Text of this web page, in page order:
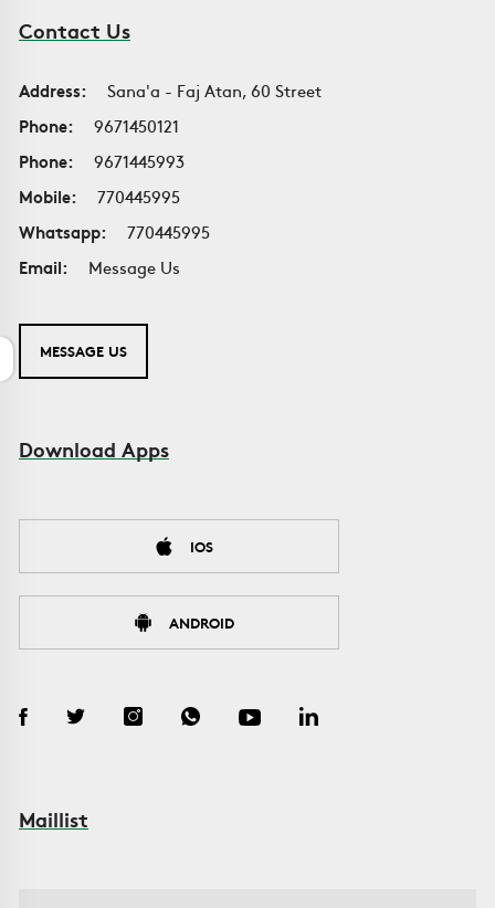
Contact Us
Address:
Sana'a - Faj Atan, 60 Street
Phone:
9671450121
Phone:
9671445993
Mobile:
770445995
Whatsapp:
770445995
Email:
Message Us
MESSAGE US
Download Apps
IOS
ANDROID
Maillist